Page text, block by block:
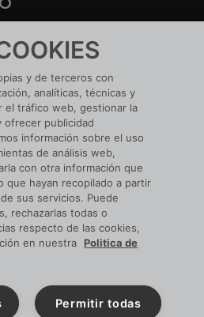
EMPRESA?
ACCEDE
EN RRSS
y de terceros con
analíticas, técnicas y
el tráfico web, gestionar la
ofrecer publicidad
información sobre el uso
de análisis web,
con otra información que
que hayan recopilado a partir
sus servicios. Puede
rechazarlas todas o
respecto de las cookies,
en nuestra
Politica de
Permitir todas